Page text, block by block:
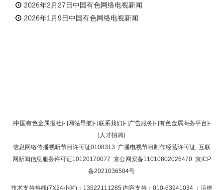
2026年2月27日中国有色网络电视新闻
2026年1月9日中国有色网络电视新闻
返回顶部
返回首页
[中国有色金属报社]- [网站导航]- [联系我们]- [广告服务]- [有色金属商务平台]-
[人才招聘]
信息网络传播视听节目许可证0108313 广播电视节目制作经营许可证 互联
网新闻信息服务许可证10120170077 京公网安备11010802026470 京ICP
备2021036504号
技术支持热线(7X24小时)：13522111285 内容支持：010-63941034 ；运维